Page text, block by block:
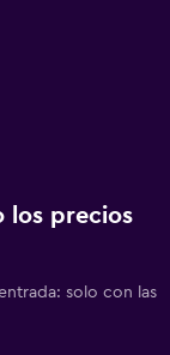
los precios
solo con las